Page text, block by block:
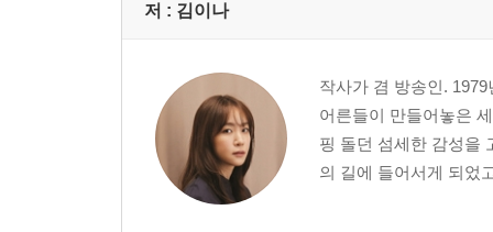
“감정, 누르지 않고 자연스레 곁에 두기”
부끄럽다 : 매력을 유지하는 사람들의 공통점
찬란하다 : 각기 다른 기억을 끄집어내는 말
슬프다. 서럽다. 서글프다 : 아프고, 괴롭고, 외로운
# 마음을 방치하지 말아달라는 혼잣말
묻다. 품다 : 차마 어쩌지 못해 내리는 결정
저 : 김이나
작사가 겸 방송인.
어른들이 만들어놓은
핑 돌던 섬세한 감성을
의 길에 들어서게 되었